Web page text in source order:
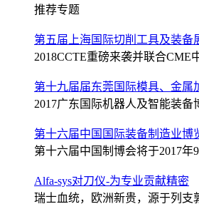
推荐专题
第五届上海国际切削工具及装备
2018CCTE重磅来袭并联合CME
第十九届届东莞国际模具、金属
2017广东国际机器人及智能装
第十六届中国国际装备制造业博
第十六届中国制博会将于2017
Alfa-sys对刀仪-为专业贡献精密
瑞士血统，欧洲新贵，源于列支